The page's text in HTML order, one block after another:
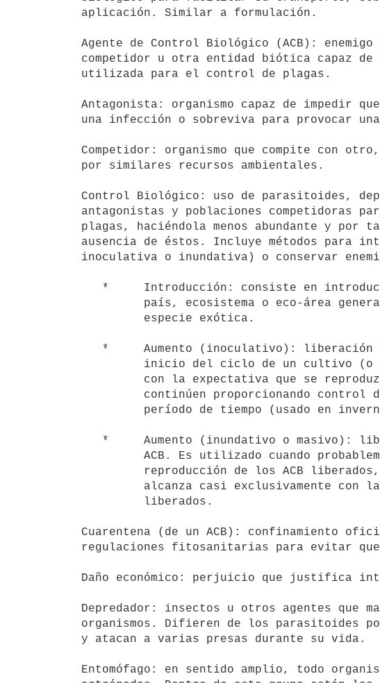
aplicación. Similar a formulación.
Agente de Control Biológico (ACB):
competidor u otra entidad biótica capaz
utilizada para el control de plagas.
Antagonista: organismo capaz de impedir
una infección o sobreviva para provocar una
Competidor: organismo que compite con
por similares recursos ambientales.
Control Biológico: uso de parasitoides,
antagonistas y poblaciones competidoras
plagas, haciéndola menos abundante y por
ausencia de éstos. Incluye métodos para
inoculativa o inundativa) o conservar
Cuarentena (de un ACB): confinamiento
regulaciones fitosanitarias para evitar
Daño económico: perjuicio que justifica
Depredador: insectos u otros agentes que
organismos. Difieren de los parasitoides
y atacan a varias presas durante su vida.
Entomófago: en sentido amplio, todo